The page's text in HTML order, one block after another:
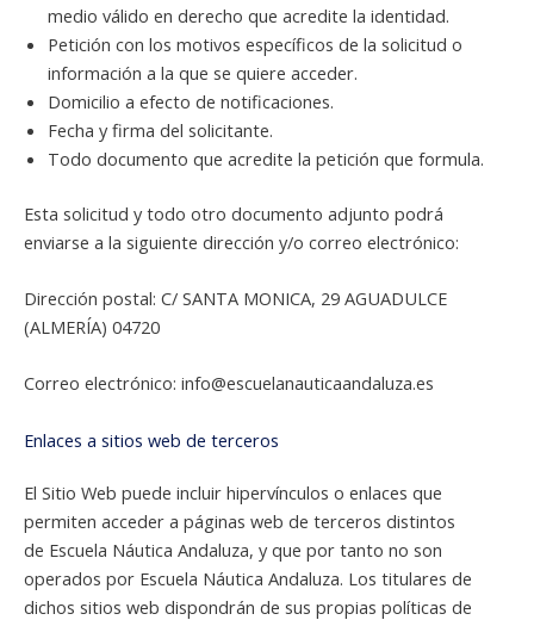
medio válido en derecho que acredite la identidad.
Petición con los motivos específicos de la solicitud o
información a la que se quiere acceder.
Domicilio a efecto de notificaciones.
Fecha y firma del solicitante.
Todo documento que acredite la petición que formula.
Esta solicitud y todo otro documento adjunto podrá
enviarse a la siguiente dirección y/o correo electrónico:
Dirección postal: C/ SANTA MONICA, 29 AGUADULCE
(ALMERÍA) 04720
Correo electrónico: info@escuelanauticaandaluza.es
Enlaces a sitios web de terceros
El Sitio Web puede incluir hipervínculos o enlaces que
permiten acceder a páginas web de terceros distintos
de Escuela Náutica Andaluza, y que por tanto no son
operados por Escuela Náutica Andaluza. Los titulares de
dichos sitios web dispondrán de sus propias políticas de